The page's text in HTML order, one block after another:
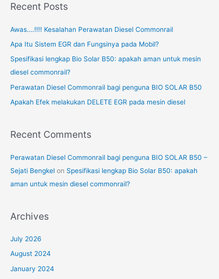
r
o
r
:
Recent Posts
Awas….!!!! Kesalahan Perawatan Diesel Commonrail
Apa Itu Sistem EGR dan Fungsinya pada Mobil?
Spesifikasi lengkap Bio Solar B50: apakah aman untuk mesin
diesel commonrail?
Perawatan Diesel Commonrail bagi penguna BIO SOLAR B50
Apakah Efek melakukan DELETE EGR pada mesin diesel
Recent Comments
Perawatan Diesel Commonrail bagi penguna BIO SOLAR B50 –
Sejati Bengkel on Spesifikasi lengkap Bio Solar B50: apakah
aman untuk mesin diesel commonrail?
Archives
July 2026
August 2024
January 2024